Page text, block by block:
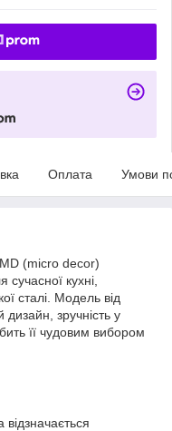
Оплата Умови
(micro decor)
кухні,
сталі. Модель від
зручність у
її чудовим вибором
відзначається